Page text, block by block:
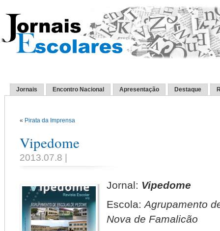
Jornais Encontro Nacional Apresentação Destaque
« Pirata da Imprensa
Vipedome
2013.07.8 |
Jornal: Vipedome
Escola:Agrupamento
Nova de Famalicão